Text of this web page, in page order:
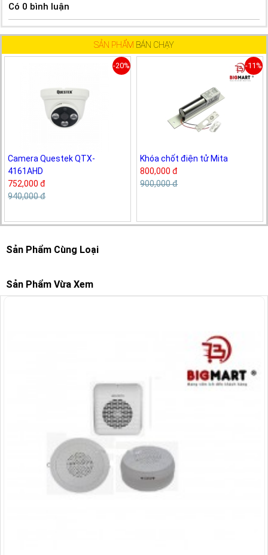
Có 0 bình luận
SẢN PHẨM BÁN CHẠY
-20%
Camera Questek QTX-
4161AHD
752,000 đ
940,000 đ
-11%
Khóa chốt điện tử Mita
800,000 đ
900,000 đ
Sản Phẩm Cùng Loại
Sản Phẩm Vừa Xem